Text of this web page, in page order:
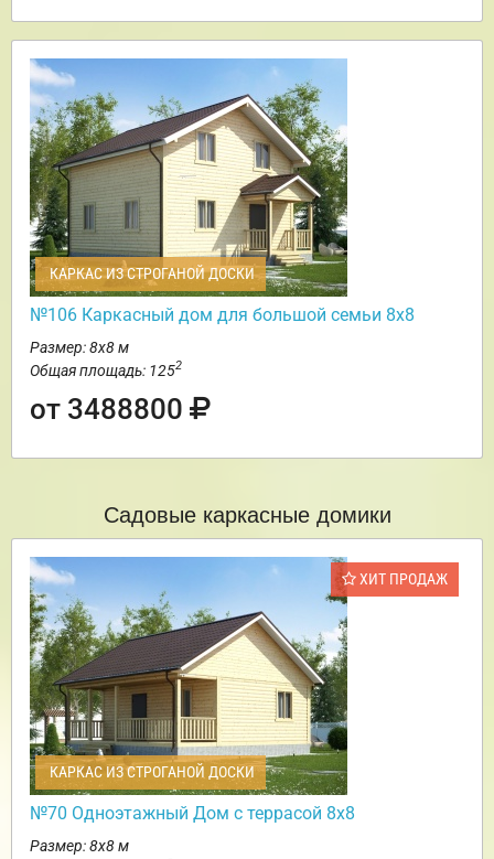
КАРКАС ИЗ СТРОГАНОЙ ДОСКИ
№106 Каркасный дом для большой семьи 8х8
Размер: 8х8 м
Общая площадь: 1252
от 3488800
Садовые каркасные домики
ХИТ ПРОДАЖ
КАРКАС ИЗ СТРОГАНОЙ ДОСКИ
№70 Одноэтажный Дом с террасой 8х8
Размер: 8х8 м